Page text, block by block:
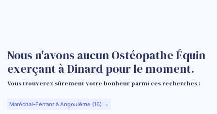
Nous n'avons aucun Ostéopathe Équin
exerçant à Dinard pour le moment.
Vous trouverez sûrement votre bonheur parmi ces recherches :
Maréchal-Ferrant à Angoulême (16)